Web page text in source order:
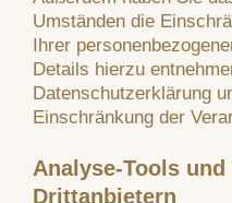
Umständen die
Ihrer
Details hierzu
Datenschutzerklärung
Einschränkung der
Analyse-Tools und
Drittanbietern